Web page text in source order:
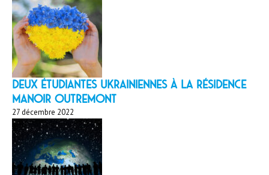
Deux étudiantes ukrainiennes à la résidence
Manoir Outremont
27 décembre 2022